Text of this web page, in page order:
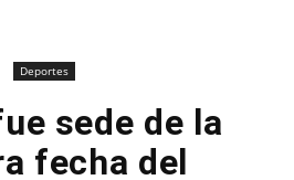
Deportes
sede de la
fecha del